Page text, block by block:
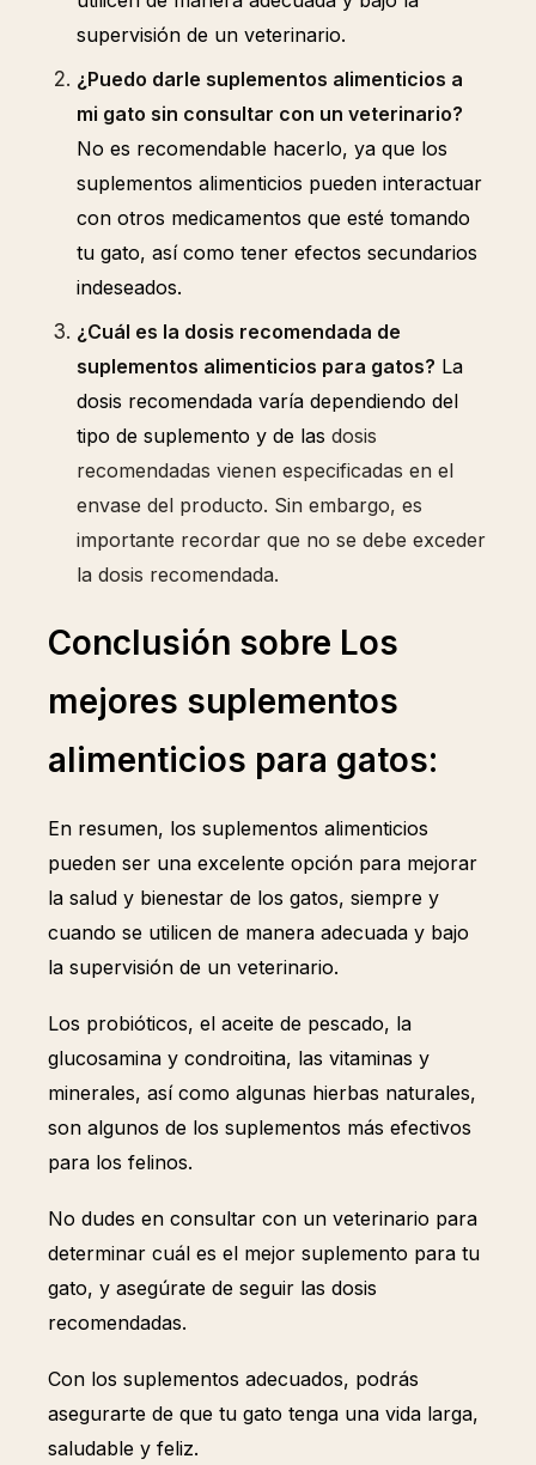
supervisión de un veterinario.
¿Puedo darle suplementos alimenticios a
mi gato sin consultar con un veterinario?
No es recomendable hacerlo, ya que los
suplementos alimenticios pueden interactuar
con otros medicamentos que esté tomando
tu gato, así como tener efectos secundarios
indeseados.
¿Cuál es la dosis recomendada de
suplementos alimenticios para gatos? La
dosis recomendada varía dependiendo del
tipo de suplemento y de las dosis
recomendadas vienen especificadas en el
envase del producto. Sin embargo, es
importante recordar que no se debe exceder
la dosis recomendada.
Conclusión sobre Los
mejores suplementos
alimenticios para gatos:
En resumen, los suplementos alimenticios
pueden ser una excelente opción para mejorar
la salud y bienestar de los gatos, siempre y
cuando se utilicen de manera adecuada y bajo
la supervisión de un veterinario.
Los probióticos, el aceite de pescado, la
glucosamina y condroitina, las vitaminas y
minerales, así como algunas hierbas naturales,
son algunos de los suplementos más efectivos
para los felinos.
No dudes en consultar con un veterinario para
determinar cuál es el mejor suplemento para tu
gato, y asegúrate de seguir las dosis
recomendadas.
Con los suplementos adecuados, podrás
asegurarte de que tu gato tenga una vida larga,
saludable y feliz.